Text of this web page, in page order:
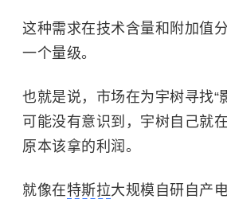
这种需求在技术含量和附加值
一个量级。
也就是说，市场在为宇树寻找“
可能没有意识到，宇树自己就
原本该拿的利润。
就像在特斯拉大规模自研自产